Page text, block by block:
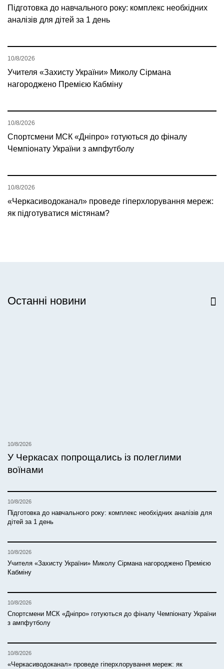
Підготовка до навчального року: комплекс необхідних
аналізів для дітей за 1 день
Учителя «Захисту України» Миколу Сірмана
нагороджено Премією Кабміну
10/8/2026
Спортсмени МСК «Дніпро» готуються до фіналу
Чемпіонату України з ампфутболу
10/8/2026
«Черкасиводоканал» проведе гіперхлорування мереж:
як підготуватися містянам?
10/8/2026
Останні новини
10/8/2026
У Черкасах попрощались із полеглими
воїнами
10/8/2026
Підготовка до навчального року: комплекс необхідних аналізів для
дітей за 1 день
10/8/2026
Учителя «Захисту України» Миколу Сірмана нагороджено Премією
Кабміну
10/8/2026
Спортсмени МСК «Дніпро» готуються до фіналу Чемпіонату України
з ампфутболу
10/8/2026
«Черкасиводоканал» проведе гіперхлорування мереж: як